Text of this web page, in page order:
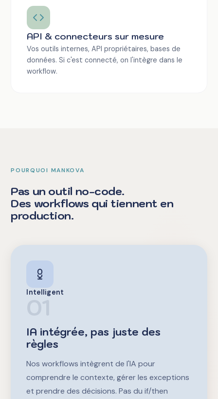
API & connecteurs sur mesure
Vos outils internes, API propriétaires, bases de
données. Si c'est connecté, on l'intègre dans le
workflow.
POURQUOI MANKOVA
Pas un outil no-code.
Des workflows qui tiennent en
production.
Intelligent
IA intégrée, pas juste des
règles
Nos workflows intègrent de l'IA pour
comprendre le contexte, gérer les exceptions
et prendre des décisions. Pas du if/then